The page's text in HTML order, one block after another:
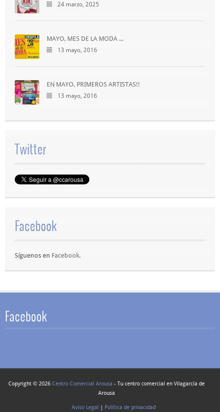
24 marzo, 2025
MAYO, MES DE LA MODA ...
13 mayo, 2016
EN MAYO, PRIMEROS ARTISTAS!!
13 mayo, 2016
Twitter
Facebook
Síguenos en Facebook.
Facebook
Copyright © 2026 Centro Comercial Arousa - Tu centro comercial en Vilagarcía de
Arousa
Aviso Legal | Política de privacidad